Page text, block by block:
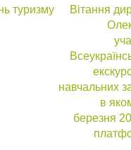
туризму
Вітання
навчальних
в
березня